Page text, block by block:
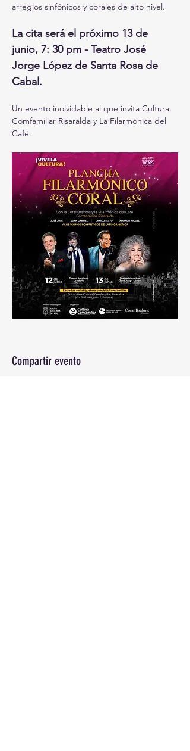
arreglos sinfónicos y corales de alto nivel.
La cita será el próximo 13 de
junio, 7: 30 pm - Teatro José
Jorge López de Santa Rosa de
Cabal.
Un evento inolvidable al que invita Cultura
Comfamiliar Risaralda y La Filarmónica del
Café.
Compartir evento